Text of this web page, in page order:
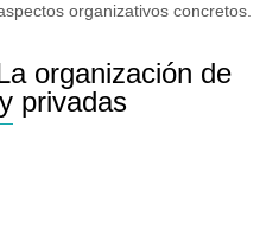
organizativos concretos.
organización de
privadas